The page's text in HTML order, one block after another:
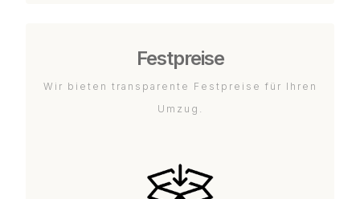
Festpreise
Wir bieten transparente Festpreise für Ihren
Umzug.